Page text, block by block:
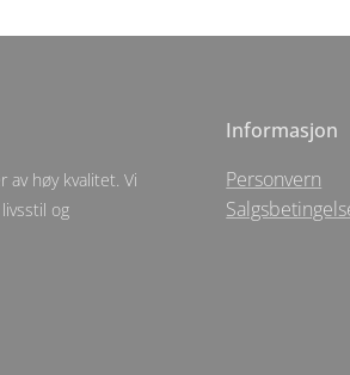
av høy kvalitet. Vi
og
Informasjon
Personvern